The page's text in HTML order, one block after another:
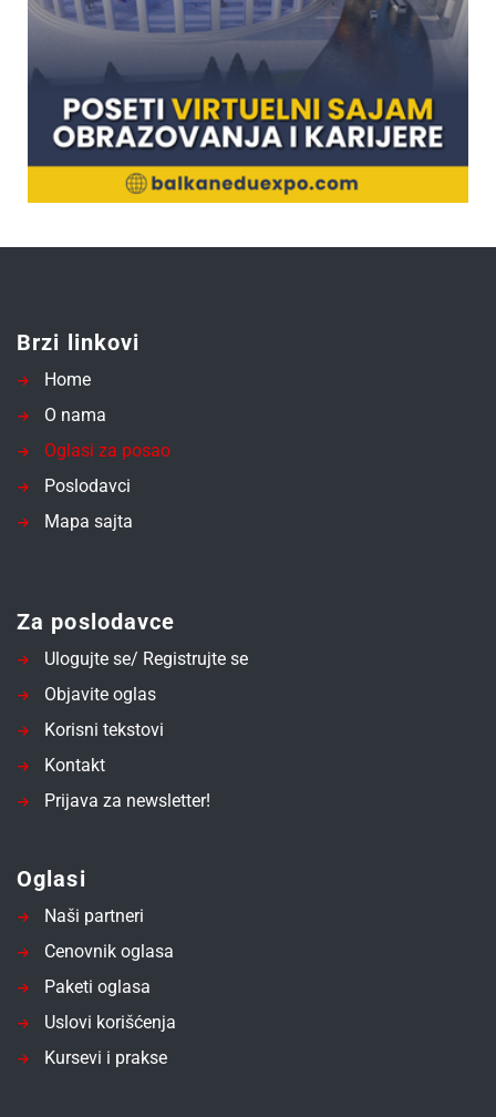
Brzi linkovi
Home
O nama
Oglasi za posao
Poslodavci
Mapa sajta
Za poslodavce
Ulogujte se/ Registrujte se
Objavite oglas
Korisni tekstovi
Kontakt
Prijava za newsletter!
Oglasi
Naši partneri
Cenovnik oglasa
Paketi oglasa
Uslovi korišćenja
Kursevi i prakse